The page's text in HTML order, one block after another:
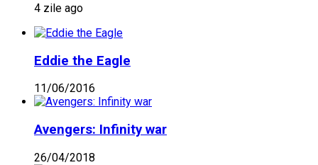
4 zile ago
Eddie the Eagle
11/06/2016
Avengers: Infinity war
26/04/2018